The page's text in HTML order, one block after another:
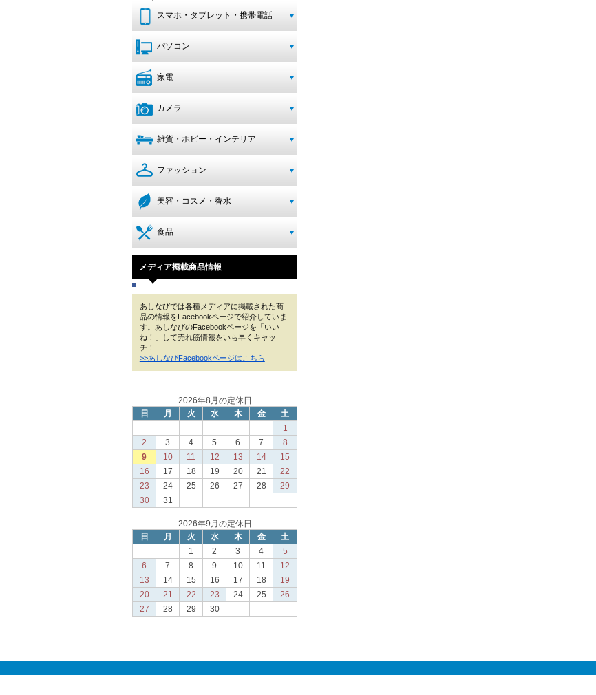
スマホ・タブレット・携帯電話
パソコン
家電
カメラ
雑貨・ホビー・インテリア
ファッション
美容・コスメ・香水
食品
メディア掲載商品情報
あしなびでは各種メディアに掲載された商
品の情報をFacebookページで紹介していま
す。あしなびのFacebookページを「いい
ね！」して売れ筋情報をいち早くキャッ
チ！
>>あしなびFacebookページはこちら
2026年8月の定休日
日
月 火 水 木 金
土
1
2
3 4 5 6 7
8
9
10 11 12 13 14
15
16
17 18 19 20 21
22
23
24 25 26 27 28
29
30
31
2026年9月の定休日
日
月 火 水 木 金
土
1
2 3 4
5
6
7 8 9 10 11
12
13
14 15 16 17 18
19
20
21 22 23 24 25
26
27
28 29 30